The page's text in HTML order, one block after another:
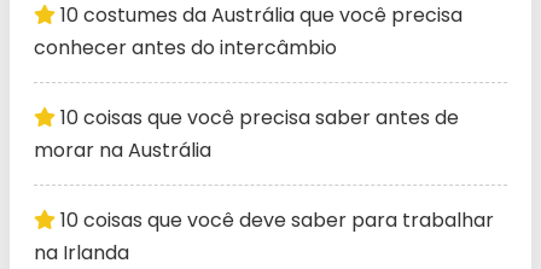
10 costumes da Austrália que você precisa
conhecer antes do intercâmbio
10 coisas que você precisa saber antes de
morar na Austrália
10 coisas que você deve saber para trabalhar
na Irlanda